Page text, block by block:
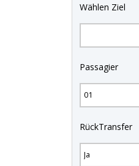
Wählen Ziel
Passagier
RückTransfer